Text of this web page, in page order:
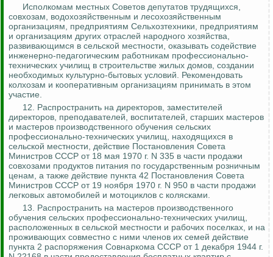
Исполкомам местных Советов депутатов трудящихся,
совхозам, водохозяйственным и лесохозяйственным
организациям, предприятиям Сельхозтехники, предприятиям
и организациям других отраслей народного хозяйства,
развивающимся в сельской местности, оказывать содействие
инженерно-педагогическим работникам профессионально-
технических училищ в строительстве жилых домов, создании
необходимых культурно-бытовых условий. Рекомендовать
колхозам и кооперативным организациям принимать в этом
участие.
12. Распространить на директоров, заместителей
директоров, преподавателей, воспитателей, старших мастеров
и мастеров производственного обучения сельских
профессионально-технических училищ, находящихся в
сельской местности, действие Постановления Совета
Министров СССР от 18 мая 1970 г. N 335 в части продажи
совхозами продуктов питания по государственным розничным
ценам, а также действие пункта 42 Постановления Совета
Министров СССР от 19 ноября 1970 г. N 950 в части продажи
легковых автомобилей и мотоциклов с колясками.
13. Распространить на мастеров производственного
обучения сельских профессионально-технических училищ,
расположенных в сельской местности и рабочих поселках, и на
проживающих совместно с ними членов их семей действие
пункта 2 распоряжения Совнаркома СССР от 1 декабря 1944 г.